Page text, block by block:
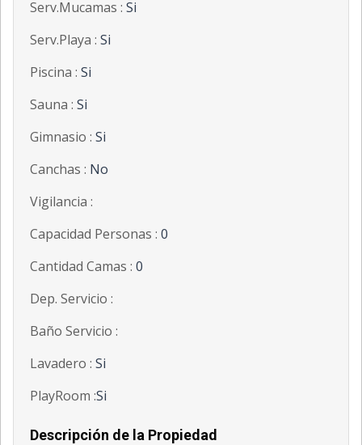
Serv.Mucamas : Si
Serv.Playa : Si
Piscina : Si
Sauna : Si
Gimnasio : Si
Canchas : No
Vigilancia :
Capacidad Personas : 0
Cantidad Camas : 0
Dep. Servicio :
Baño Servicio :
Lavadero : Si
PlayRoom :Si
Descripción de la Propiedad